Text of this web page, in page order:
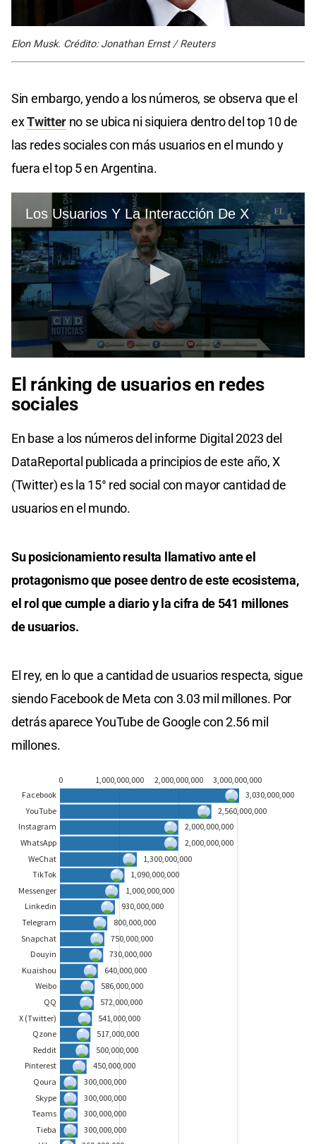
Elon Musk. Crédito: Jonathan Ernst / Reuters
Sin embargo, yendo a los números, se observa que el
exTwitter no se ubica ni siquiera dentro del top 10 de
las redes sociales con más usuarios en el mundo y
fuera el top 5 en Argentina.
El ránking de usuarios en redes
sociales
En base a los números del informe Digital 2023 del
DataReportal publicada a principios de este año, X
(Twitter) es la 15° red social con mayor cantidad de
usuarios en el mundo.
Su posicionamiento resulta llamativo ante el
protagonismo que posee dentro de este ecosistema,
el rol que cumple a diario y la cifra de 541 millones
de usuarios.
El rey, en lo que a cantidad de usuarios respecta, sigue
siendo Facebook de Meta con 3.03 mil millones. Por
detrás aparece YouTube de Google con 2.56 mil
millones.